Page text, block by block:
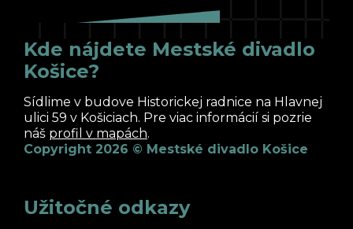
Kde nájdete Mestské divadlo
Košice?
Sídlime v budove Historickej radnice na Hlavnej
ulici 59 v Košiciach. Pre viac informácií si pozrie
náš profil v mapách.
Copyright 2026 © Mestské divadlo Košice
Užitočné odkazy